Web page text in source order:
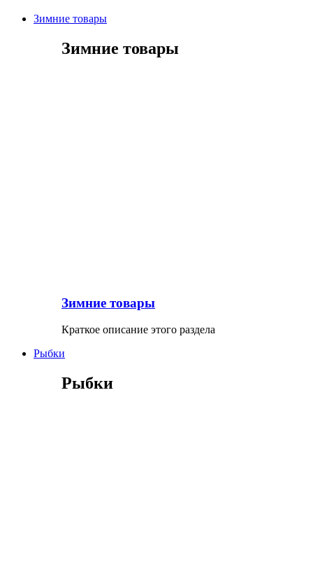
Зимние товары
Зимние товары
Зимние товары
Краткое описание этого раздела
Рыбки
Рыбки